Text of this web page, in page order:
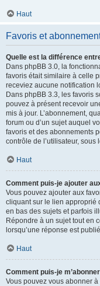
Haut
Favoris et
Quelle est la différence
Dans phpBB 3.0, la
favoris était similaire à celle
receviez aucune notification
Dans phpBB 3.3, les favoris
pouvez à présent recevoir
mis à jour. L’abonnement,
forum ou d’un sujet auquel
favoris et des abonnements
contrôle de l’utilisateur,
Haut
Comment puis-je ajouter
Vous pouvez ajouter aux
cliquant sur le lien approprié
en bas des sujets et parfois
Répondre à un sujet tout en
lorsqu’une réponse est
Haut
Comment puis-je
Vous pouvez vous abonner